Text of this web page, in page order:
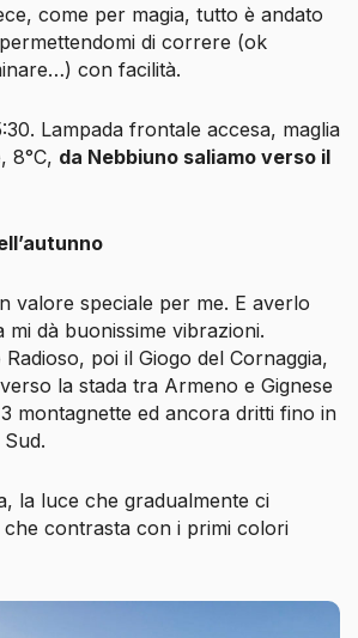
come per magia, tutto è andato
di correre (ok
con facilità.
Lampada frontale accesa, maglia
8°C, da Nebbiuno saliamo verso il
dell’autunno
valore speciale per me. E averlo
mi dà buonissime vibrazioni.
poi il Giogo del Cornaggia,
la stada tra Armeno e Gignese
montagnette ed ancora dritti fino in
la luce che gradualmente ci
contrasta con i primi colori